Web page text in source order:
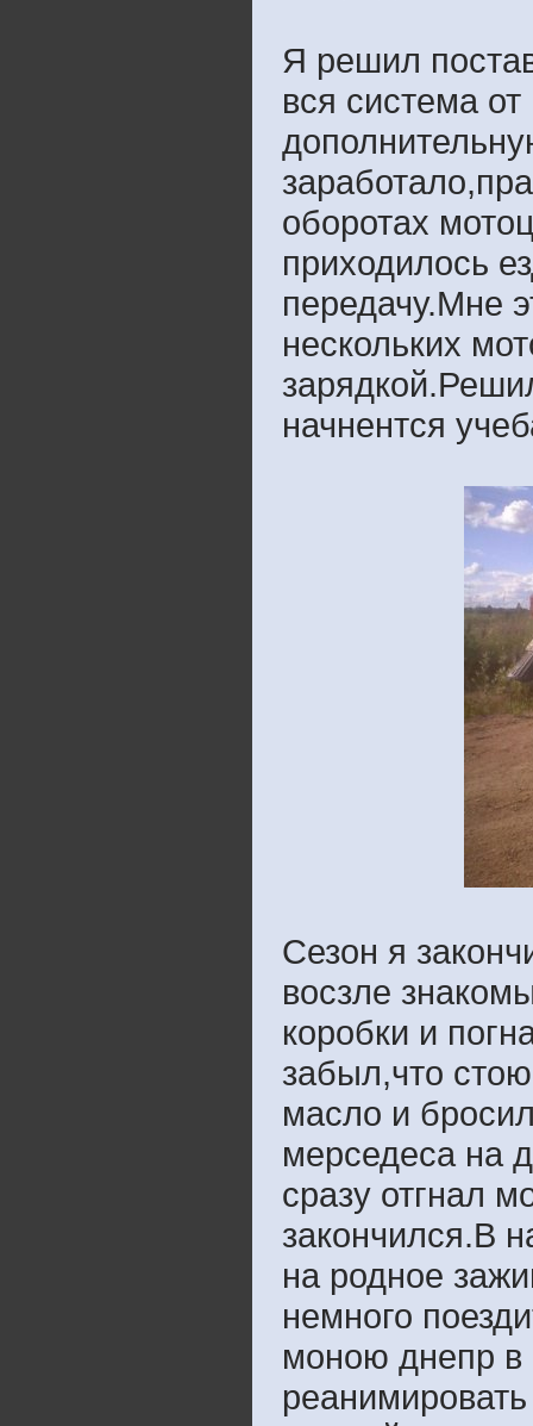
Я решил
вся система
оборотах
приходилось
передачу.Мне
нескольких
начнентся
Сезон я
восзле
коробки и
забыл,что
масло и
мерседеса на
сразу отгнал
закончился.В
на родное
немного
моною днепр в